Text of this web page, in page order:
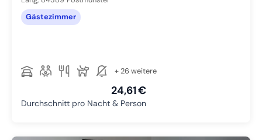
Gästezimmer
+ 26 weitere
24,61 €
Durchschnitt pro Nacht & Person